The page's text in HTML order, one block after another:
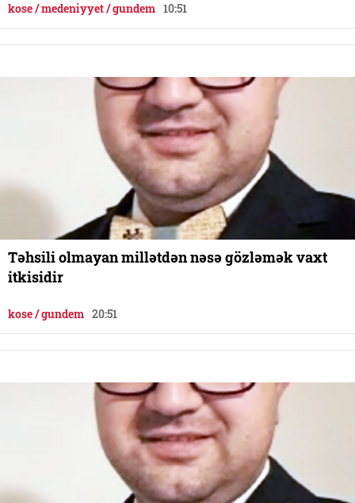
kose / medeniyyet / gundem 10:51
Təhsili olmayan millətdən nəsə gözləmək vaxt
itkisidir
kose / gundem 20:51